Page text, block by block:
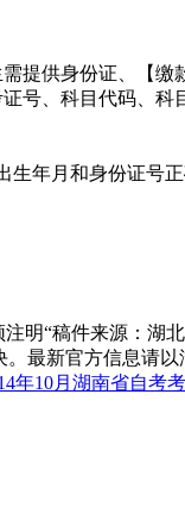
供身份证、【缴
、科目代码、科
月和身份证号正
明“稿件来源：湖
最新官方信息请
年10月湖南省自考